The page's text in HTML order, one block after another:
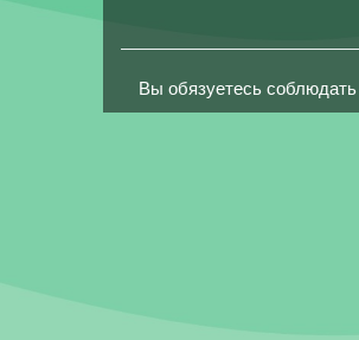
Вы обязуетесь соблюдать